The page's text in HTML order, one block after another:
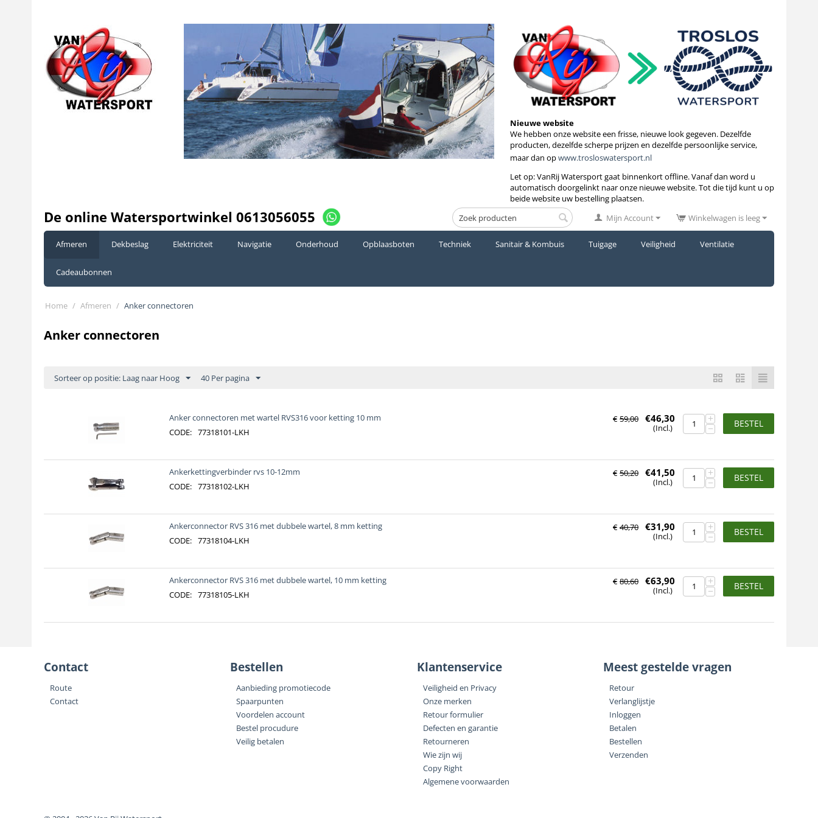
Nieuwe website
We hebben onze website een frisse, nieuwe look gegeven. Dezelfde
producten, dezelfde scherpe prijzen en dezelfde persoonlijke service,
maar dan opwww.trosloswatersport.nl
Let op: VanRij Watersport gaat binnenkortoffline. Vanaf dan word u
automatisch doorgelinkt naar onze nieuwe website. Tot die tijd kunt u op
beide website uw bestelling plaatsen.
De online Watersportwinkel 0613056055 Winkelwagen is leeg
Mijn Account
Afmeren Dekbeslag Elektriciteit Navigatie Onderhoud Opblaasboten Techniek Sanitair & Kombuis Tuigage Veiligheid Ventilatie
Cadeaubonnen
Home / Afmeren / Anker connectoren
Anker connectoren
Sorteer op positie: Laag naar Hoog 40 Per pagina
Anker connectoren met wartel RVS316 voor ketting 10 mm
CODE: 77318101-LKH
€ 59,00 €46,30
(Incl.)
+
− BESTEL
Ankerkettingverbinder rvs 10-12mm
CODE: 77318102-LKH
€ 50,20 €41,50
(Incl.)
+
− BESTEL
Ankerconnector RVS 316 met dubbele wartel, 8 mm ketting
CODE: 77318104-LKH
€ 40,70 €31,90
(Incl.)
+
− BESTEL
Ankerconnector RVS 316 met dubbele wartel, 10 mm ketting
CODE: 77318105-LKH
€ 80,60 €63,90
(Incl.)
+
− BESTEL
Contact
Route
Contact
Bestellen
Aanbieding promotiecode
Spaarpunten
Voordelen account
Bestel procudure
Veilig betalen
Klantenservice
Veiligheid en Privacy
Onze merken
Retour formulier
Defecten en garantie
Retourneren
Wie zijn wij
Copy Right
Algemene voorwaarden
Meest gestelde vragen
Retour
Verlanglijstje
Inloggen
Betalen
Bestellen
Verzenden